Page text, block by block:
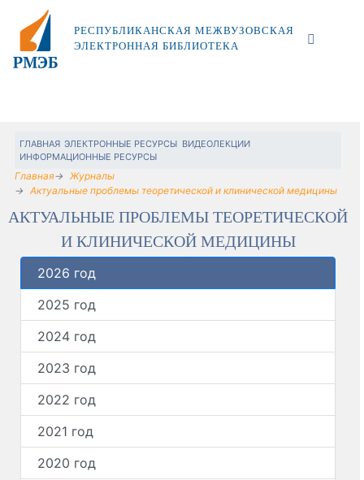
РЕСПУБЛИКАНСКАЯ МЕЖВУЗОВСКАЯ
ЭЛЕКТРОННАЯ БИБЛИОТЕКА
ГЛАВНАЯ ЭЛЕКТРОННЫЕ РЕСУРСЫ ВИДЕОЛЕКЦИИ
ИНФОРМАЦИОННЫЕ РЕСУРСЫ
Главная
Журналы
Актуальные проблемы теоретической и клинической медицины
АКТУАЛЬНЫЕ ПРОБЛЕМЫ ТЕОРЕТИЧЕСКОЙ
И КЛИНИЧЕСКОЙ МЕДИЦИНЫ
2026 год
2025 год
2024 год
2023 год
2022 год
2021 год
2020 год